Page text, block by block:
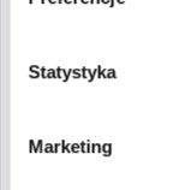
Statystyka
Marketing